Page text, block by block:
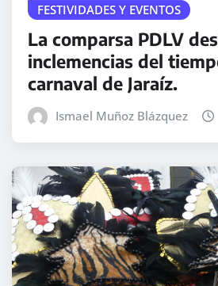
FESTIVIDADES Y EVENTOS
La comparsa PDLV
inclemencias del
carnaval de Jaraíz.
Ismael Muñoz Blázquez